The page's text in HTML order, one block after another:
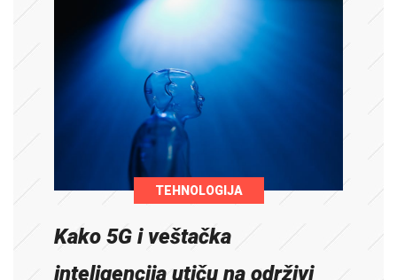
TEHNOLOGIJA
Kako 5G i veštačka
inteligencija utiču na održivi